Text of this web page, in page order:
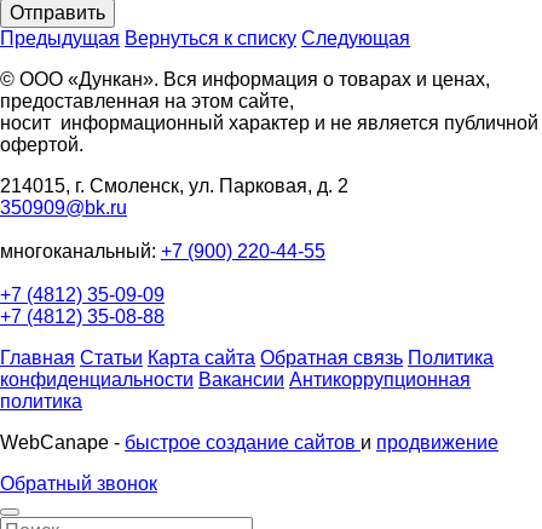
Отправить
Предыдущая Вернуться к списку Следующая
© ООО «Дункан». Вся информация о товарах и ценах,
предоставленная на этом сайте,
носит информационный характер и не является публичной
офертой.
214015, г. Смоленск, ул. Парковая, д. 2
350909@bk.ru
многоканальный: +7 (900) 220-44-55
+7 (4812) 35-09-09
+7 (4812) 35-08-88
Главная Статьи Карта сайта Обратная связь Политика
конфиденциальности Вакансии Антикоррупционная
политика
WebCanape - быстрое создание сайтов и продвижение
Обратный звонок